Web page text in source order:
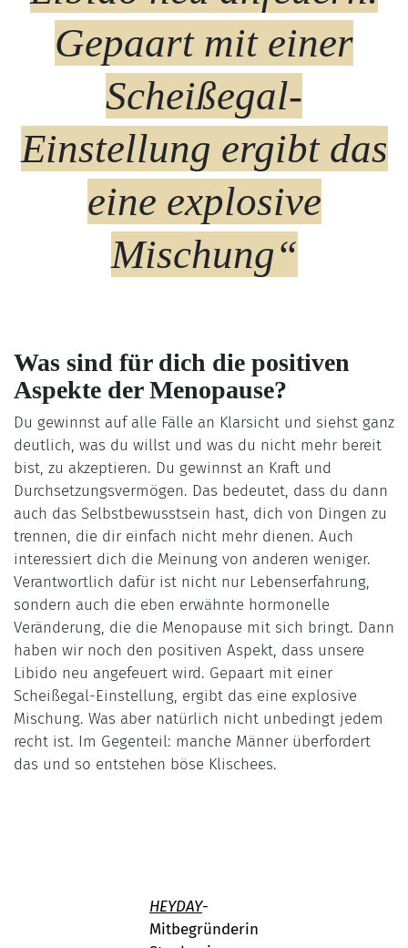
Gepaart mit einer
Scheißegal-
Einstellung ergibt das
eine explosive
Mischung“
Was sind für dich die positiven
Aspekte der Menopause?
Du gewinnst auf alle Fälle an Klarsicht und siehst ganz
deutlich, was du willst und was du nicht mehr bereit
bist, zu akzeptieren. Du gewinnst an Kraft und
Durchsetzungsvermögen. Das bedeutet, dass du dann
auch das Selbstbewusstsein hast, dich von Dingen zu
trennen, die dir einfach nicht mehr dienen. Auch
interessiert dich die Meinung von anderen weniger.
Verantwortlich dafür ist nicht nur Lebenserfahrung,
sondern auch die eben erwähnte hormonelle
Veränderung, die die Menopause mit sich bringt. Dann
haben wir noch den positiven Aspekt, dass unsere
Libido neu angefeuert wird. Gepaart mit einer
Scheißegal-Einstellung, ergibt das eine explosive
Mischung. Was aber natürlich nicht unbedingt jedem
recht ist. Im Gegenteil: manche Männer überfordert
das und so entstehen böse Klischees.
HEYDAY-
Mitbegründerin